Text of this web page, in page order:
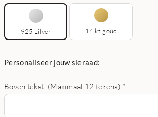
925 zilver 14 kt goud
Personaliseer jouw sieraad:
Boven tekst: (Maximaal 12 tekens) *